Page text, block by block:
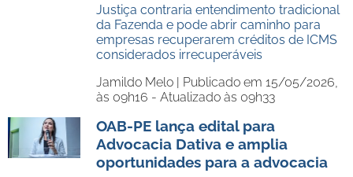
Justiça contraria entendimento tradicional
da Fazenda e pode abrir caminho para
empresas recuperarem créditos de ICMS
considerados irrecuperáveis
Jamildo Melo | Publicado em 15/05/2026,
às 09h16 - Atualizado às 09h33
OAB-PE lança edital para
Advocacia Dativa e amplia
oportunidades para a advocacia